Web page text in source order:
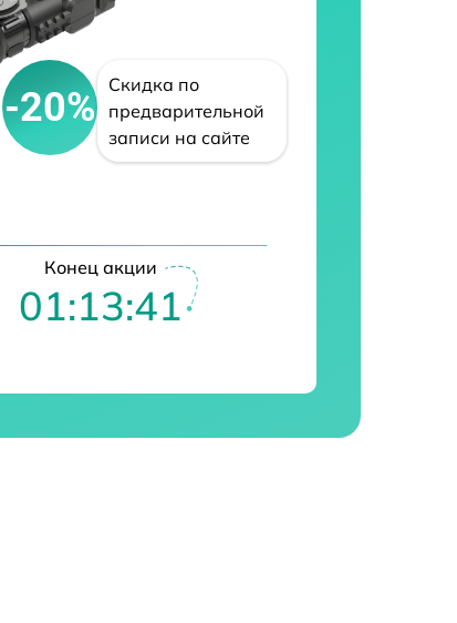
-20%
Скидка по
предварительной
записи на сайте
Конец акции
01:13:40